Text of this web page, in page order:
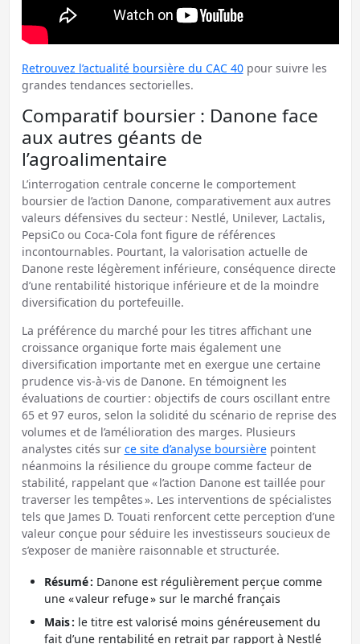
Retrouvez l’actualité boursière du CAC 40pour suivre les
grandes tendances sectorielles.
Comparatif boursier : Danone face
aux autres géants de
l’agroalimentaire
L’interrogation centrale concerne le comportement
boursier de l’action Danone, comparativement aux autres
valeurs défensives du secteur : Nestlé, Unilever, Lactalis,
PepsiCo ou Coca-Cola font figure de références
incontournables. Pourtant, la valorisation actuelle de
Danone reste légèrement inférieure, conséquence directe
d’une rentabilité historique inférieure et de la moindre
diversification du portefeuille.
La préférence du marché pour les titres affichant une
croissance organique forte mais également une
diversification importante met en exergue une certaine
prudence vis-à-vis de Danone. En témoignent les
évaluations de courtier : objectifs de cours oscillant entre
65 et 97 euros, selon la solidité du scénario de reprise des
volumes et de l’amélioration des marges. Plusieurs
analystes cités sur ce site d’analyse boursièrepointent
néanmoins la résilience du groupe comme facteur de
stabilité, rappelant que « l’action Danone est taillée pour
traverser les tempêtes ». Les interventions de spécialistes
tels que James D. Touati renforcent cette perception d’une
valeur conçue pour séduire les investisseurs soucieux de
s’exposer de manière raisonnable et structurée.
Résumé : Danone est régulièrement perçue comme
une « valeur refuge » sur le marché français
Mais : le titre est valorisé moins généreusement du
fait d’une rentabilité en retrait par rapport à Nestlé